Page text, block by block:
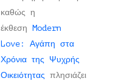
καθώς η
έκθεση Modern
Love: Αγάπη στα
Χρόνια της Ψυχρής
Οικειότητας πλησιάζει